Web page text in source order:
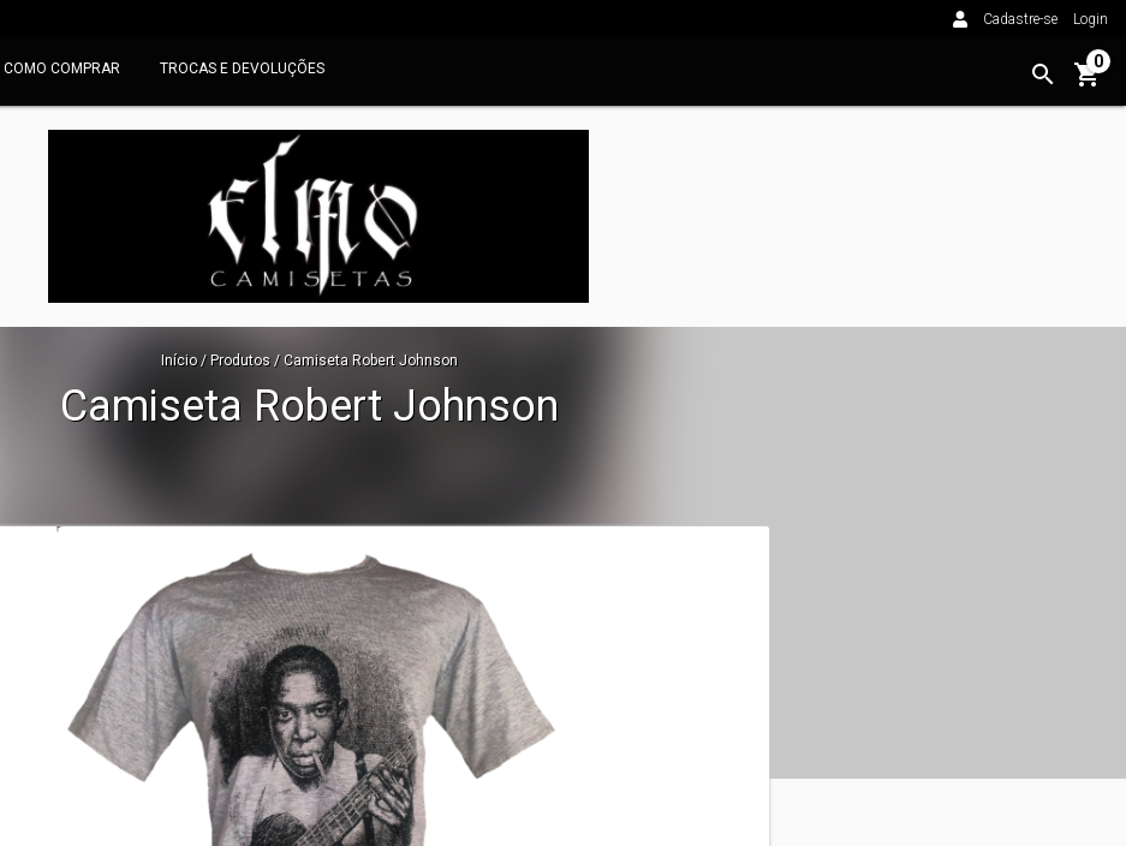
Cadastre-se Login
COMO COMPRAR TROCAS E DEVOLUÇÕES 0
Início / Produtos / Camiseta Robert Johnson
Camiseta Robert Johnson